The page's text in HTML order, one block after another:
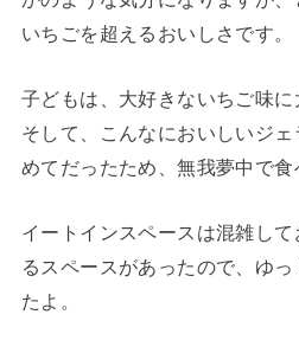
いちごを超えるおいしさです。
子どもは、大好きないちご味に
そして、こんなにおいしいジ
めてだったため、無我夢中で食
イートインスペースは混雑し
るスペースがあったので、ゆ
たよ。